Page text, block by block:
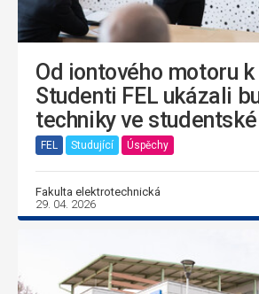
Od iontového motoru
Studenti FEL ukázali
techniky ve
FEL Studující Úspěchy
Fakulta elektrotechnická
29. 04. 2026